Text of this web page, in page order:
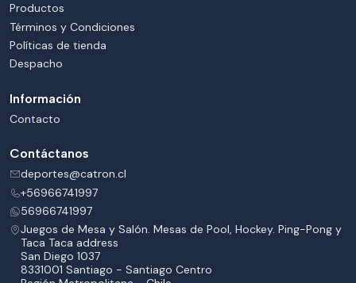
Productos
Términos y Condiciones
Políticas de tienda
Despacho
Información
Contacto
Contáctanos
deportes@catron.cl
+56966741997
56966741997
Juegos de Mesa y Salón. Mesas de Pool, Hockey. Ping-Pong y
Taca Taca address
San Diego 1037
8331001 Santiago - Santiago Centro